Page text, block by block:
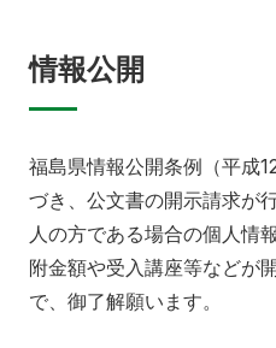
情報公開
福島県情報公開条例（平成
づき、公文書の開示請求が
人の方である場合の個人情
附金額や受入講座等などが
で、御了解願います。